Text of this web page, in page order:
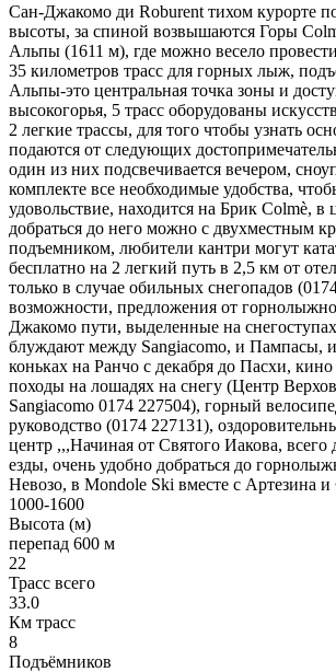
Сан-Джакомо ди Roburent тихом курорте
высоты, за спиной возвышаются Горы
Альпы (1611 м), где можно весело
35 километров трасс для горных лыж,
Альпы-это центральная точка зоны и
высокогорья, 5 трасс оборудованы
2 легкие трассы, для того чтобы узнать
подаются от следующих
один из них подсвечивается вечером,
комплекте все необходимые удобства,
удовольствие, находится на Брик Colmè, в
добраться до него можно с двухместным
подъемником, любители кантри могут
бесплатно на 2 легкий путь в 2,5 км от
только в случае обильных снегопадов
возможности, предложения от
Джакомо пути, выделенные на
блуждают между Sangiacomo, и Пампасы, и
коньках на Ранчо с декабря до Пасхи,
походы на лошадях на снегу (Центр
Sangiacomo 0174 227504), горный
руководство (0174 227131),
центр ,,,Начиная от Святого Иакова, всего
езды, очень удобно добраться до
Невозо, в Mondole Ski вместе с Артезина
1000-1600
Высота (м)
перепад 600 м
22
Трасс всего
33.0
Км трасс
8
Подъёмников